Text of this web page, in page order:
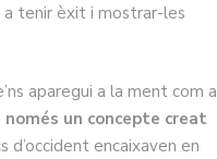
a tenir èxit i mostrar-les
aparegui a la ment com a
només un concepte creat
d’occident encaixaven en